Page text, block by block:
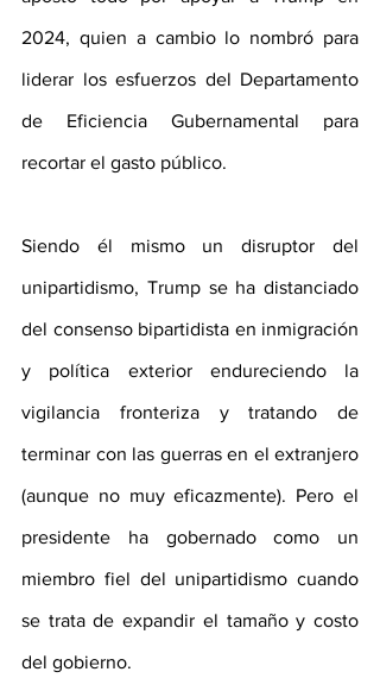
2024, quien a cambio lo nombró para
liderar los esfuerzos del Departamento
de Eficiencia Gubernamental para
recortar el gasto público.
Siendo él mismo un disruptor del
unipartidismo, Trump se ha distanciado
del consenso bipartidista en inmigración
y política exterior endureciendo la
vigilancia fronteriza y tratando de
terminar con las guerras en el extranjero
(aunque no muy eficazmente). Pero el
presidente ha gobernado como un
miembro fiel del unipartidismo cuando
se trata de expandir el tamaño y costo
del gobierno.